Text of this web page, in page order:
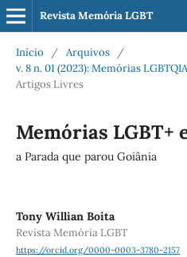
Revista Memória LGBT
Início / Arquivos
/
v. 8 n. 01 (2023): Memórias
Artigos Livres
Memórias LGBT+
a Parada que parou Goiânia
Tony Willian Boita
Revista Memória LGBT
https://orcid.org/0000-0003-3780-2157